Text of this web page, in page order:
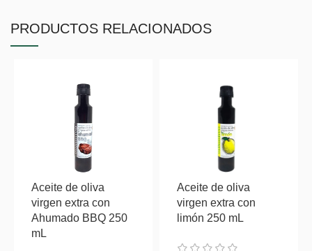
PRODUCTOS RELACIONADOS
Aceite de oliva
virgen extra con
Ahumado BBQ 250
mL
Aceite de oliva
virgen extra con
limón 250 mL